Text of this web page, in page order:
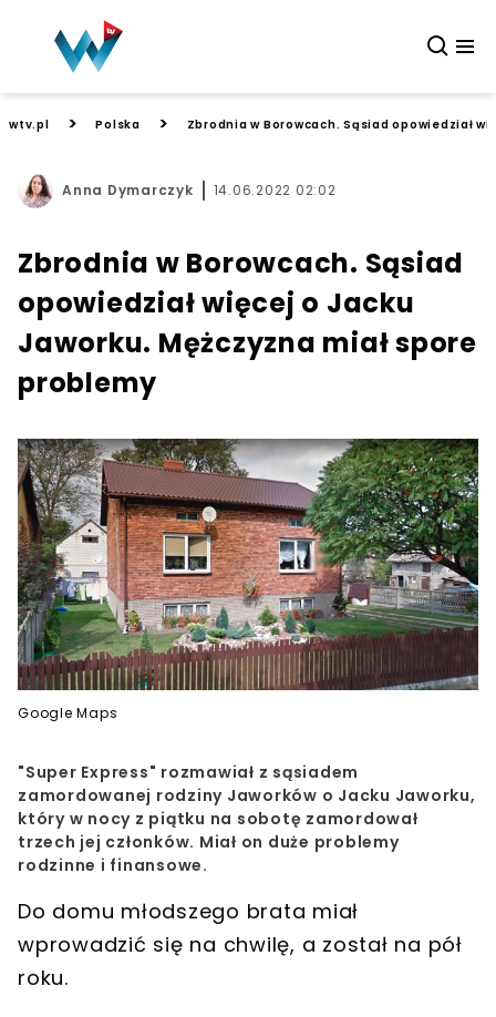
wtv.pl > Polska > Zbrodnia w Borowcach. Sąsiad opowiedział
Anna Dymarczyk 14.06.2022 02:02
Zbrodnia w Borowcach. Sąsiad
opowiedział więcej o Jacku
Jaworku. Mężczyzna miał spore
problemy
Google Maps
"Super Express" rozmawiał z sąsiadem
zamordowanej rodziny Jaworków o Jacku Jaworku,
który w nocy z piątku na sobotę zamordował
trzech jej członków. Miał on duże problemy
rodzinne i finansowe.
Do domu młodszego brata miał
wprowadzić się na chwilę, a został na pół
roku.